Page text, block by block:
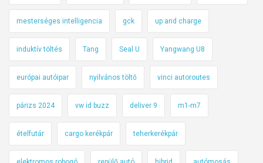
mesterséges intelligencia gck up and charge
induktív töltés Tang Seal U Yangwang U8
európai autóipar nyilvános töltő vinci autoroutes
párizs 2024 vw id buzz deliver 9 m1-m7
ételfutár cargo kerékpár teherkerékpár